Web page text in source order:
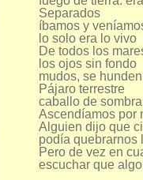
Separados
íbamos y
lo solo era lo vivo
De todos los
los ojos sin fondo
mudos, se
Pájaro terrestre
caballo de
Ascendíamos por
Alguien dijo que
podía quebrarnos
Pero de vez en
escuchar que